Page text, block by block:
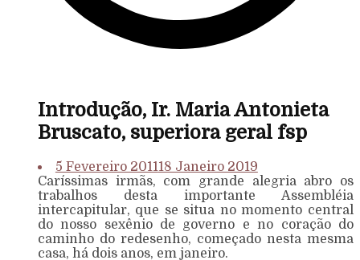
Introdução, Ir. Maria Antonieta
Bruscato, superiora geral fsp
5 Fevereiro 201118 Janeiro 2019
Caríssimas irmãs, com grande alegria abro os
trabalhos desta importante Assembléia
intercapitular, que se situa no momento central
do nosso sexênio de governo e no coração do
caminho do redesenho, começado nesta mesma
casa, há dois anos, em janeiro.